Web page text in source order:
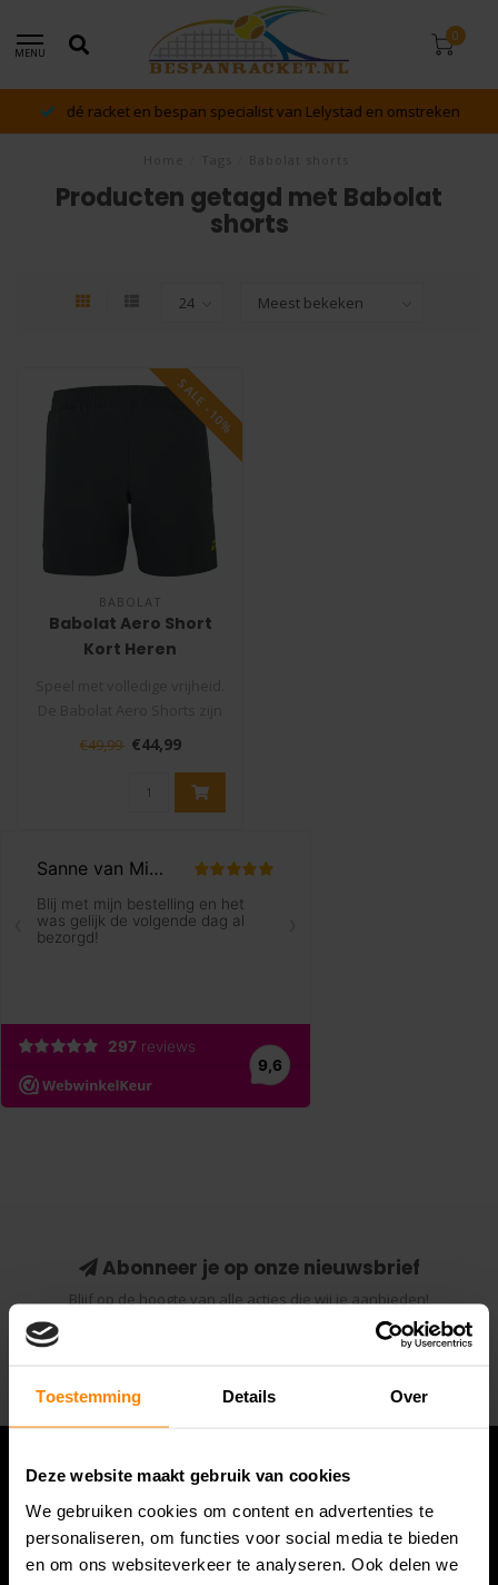
Toestemming Details Over
Deze website maakt gebruik van cookies
We gebruiken cookies om content en advertenties te
personaliseren, om functies voor social media te bieden
en om ons websiteverkeer te analyseren. Ook delen we
MENU
0
dé racket en bespan specialist van Lelystad en omstreken
Producten getagd met Babolat
shorts
SALE -10%
BABOLAT
Babolat Aero Short
Kort Heren
ontworpen voor spelers..
€49,99 €44,99
Abonneer je op onze nieuwsbrief
Blijf op de hoogte van alle acties die wij je aanbieden!
Abonneer